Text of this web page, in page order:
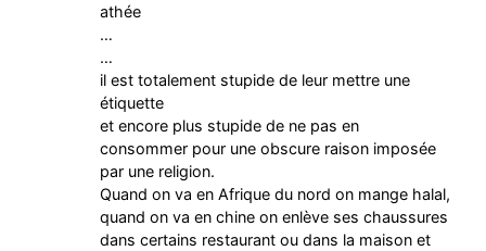
athée
…
…
il est totalement stupide de leur mettre une
étiquette
et encore plus stupide de ne pas en
consommer pour une obscure raison imposée
par une religion.
Quand on va en Afrique du nord on mange halal,
quand on va en chine on enlève ses chaussures
dans certains restaurant ou dans la maison et